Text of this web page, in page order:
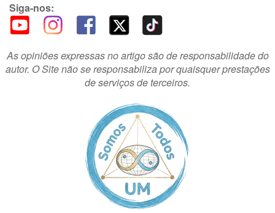
Siga-nos:
As opiniões expressas no artigo são de responsabilidade do
autor. O Site não se responsabiliza por quaisquer prestações
de serviços de terceiros.